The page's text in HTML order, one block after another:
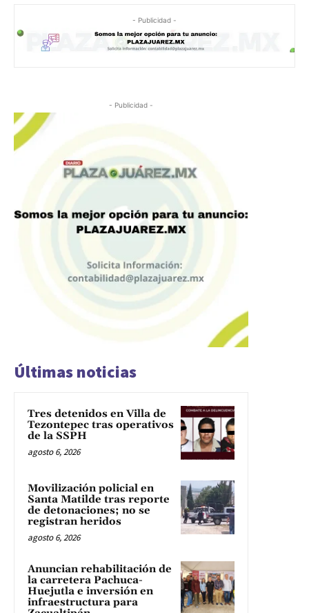
- Publicidad -
- Publicidad -
Últimas noticias
Tres detenidos en Villa de
Tezontepec tras operativos
de la SSPH
agosto 6, 2026
Movilización policial en
Santa Matilde tras reporte
de detonaciones; no se
registran heridos
agosto 6, 2026
Anuncian rehabilitación de
la carretera Pachuca-
Huejutla e inversión en
infraestructura para